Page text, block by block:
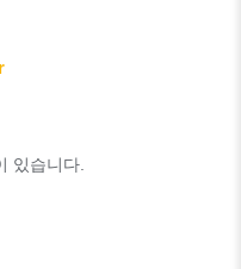
있습니다.